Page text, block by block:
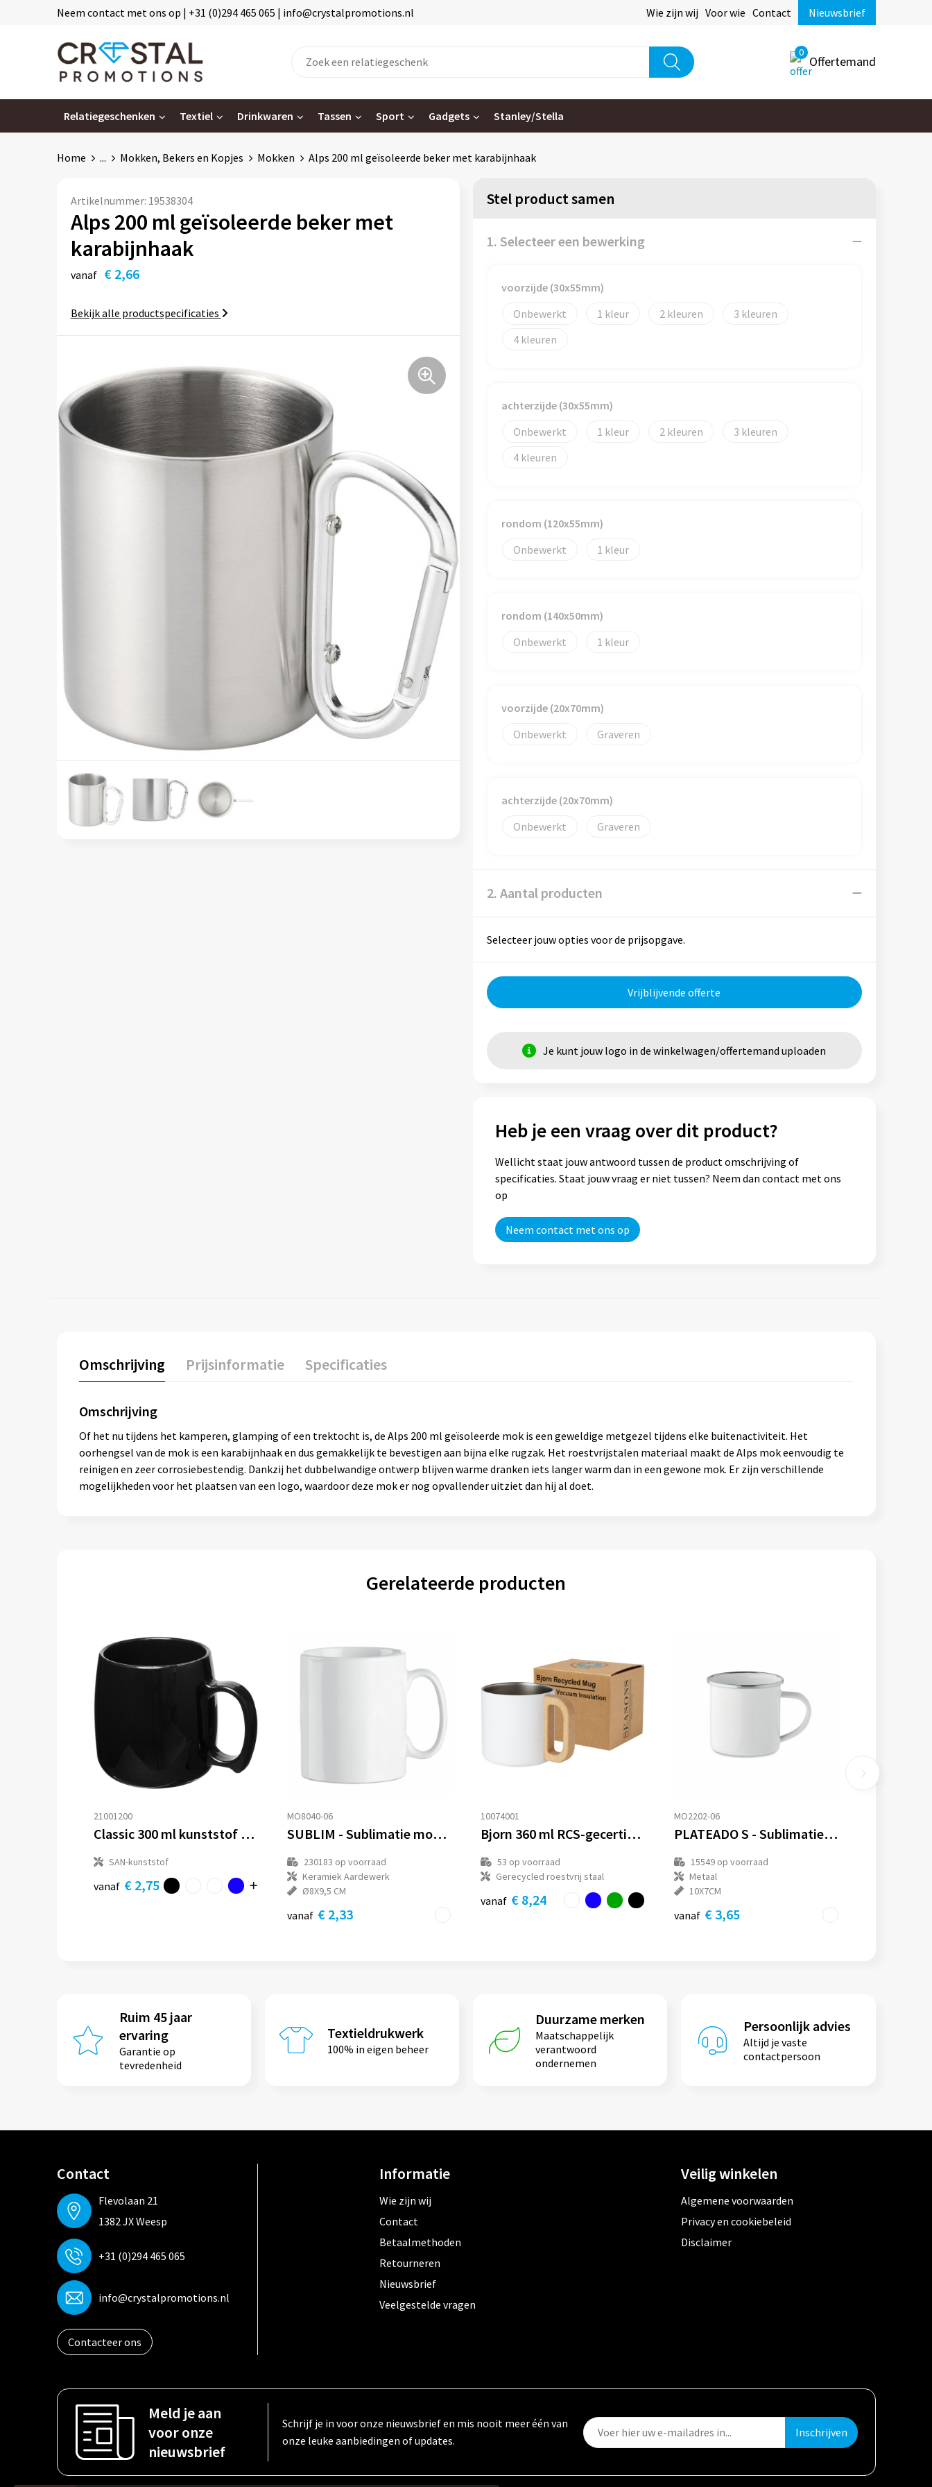
Neem contact met ons op | +31 (0)294 465 065 | info@crystalpromotions.nl Wie zijn wij Voor wie Contact Nieuwsbrief
0
Offertemand
Relatiegeschenken Textiel Drinkwaren Tassen Sport Gadgets Stanley/Stella
Home ... Mokken, Bekers en Kopjes Mokken Alps 200 ml geïsoleerde beker met karabijnhaak
Artikelnummer: 19538304
Alps 200 ml geïsoleerde beker met
karabijnhaak
vanaf € 2,66
Bekijk alle productspecificaties
Stel product samen
1. Selecteer een bewerking
voorzijde (30x55mm)
Onbewerkt
1 2
3
4
achterzijde (30x55mm)
Onbewerkt
1 2
3
4
rondom (120x55mm)
Onbewerkt
1
rondom (140x50mm)
Onbewerkt
1
voorzijde (20x70mm)
Onbewerkt
Graveren
achterzijde (20x70mm)
Onbewerkt
Graveren
2. Aantal producten
Selecteer jouw opties voor de prijsopgave.
Vrijblijvende offerte
Je kunt jouw logo in de winkelwagen/offertemand uploaden
Heb je een vraag over dit product?
Wellicht staat jouw antwoord tussen de product omschrijving of
specificaties. Staat jouw vraag er niet tussen? Neem dan contact met ons
op
Neem contact met ons op
Omschrijving Prijsinformatie Specificaties
Omschrijving
Of het nu tijdens het kamperen, glamping of een trektocht is, de Alps 200 ml geïsoleerde mok is een geweldige metgezel tijdens elke buitenactiviteit. Het
oorhengsel van de mok is een karabijnhaak en dus gemakkelijk te bevestigen aan bijna elke rugzak. Het roestvrijstalen materiaal maakt de Alps mok eenvoudig te
reinigen en zeer corrosiebestendig. Dankzij het dubbelwandige ontwerp blijven warme dranken iets langer warm dan in een gewone mok. Er zijn verschillende
mogelijkheden voor het plaatsen van een logo, waardoor deze mok er nog opvallender uitziet dan hij al doet.
Gerelateerde producten
21001200
Classic 300 ml kunststof mok
SAN-kunststof
vanaf € 2,75
MO8040-06
SUBLIM - Sublimatie mok 300ml
230183 op voorraad
Keramiek Aardewerk
Ø8X9,5 CM
vanaf € 2,33
10074001
Bjorn 360 ml RCS-gecertificeerde mok van gerecycled roestvrijstaal met koperen vacuümisolatie
53 op voorraad
Gerecycled roestvrij staal
vanaf € 8,24
MO2202-06
PLATEADO S - Sublimatiemok emaillelaag 200ml
15549 op voorraad
Metaal
10X7CM
vanaf € 3,65
Ruim 45 jaar
ervaring
Garantie op
tevredenheid
Textieldrukwerk
100% in eigen beheer
Duurzame merken
Maatschappelijk
verantwoord
ondernemen
Persoonlijk advies
Altijd je vaste
contactpersoon
Contact
Flevolaan 21
1382 JX Weesp
+31 (0)294 465 065
info@crystalpromotions.nl
Contacteer ons
Informatie
Wie zijn wij
Contact
Betaalmethoden
Retourneren
Nieuwsbrief
Veelgestelde vragen
Veilig winkelen
Algemene voorwaarden
Privacy en cookiebeleid
Disclaimer
Meld je aan
voor onze
nieuwsbrief
Schrijf je in voor onze nieuwsbrief en mis nooit meer één van
onze leuke aanbiedingen of updates.